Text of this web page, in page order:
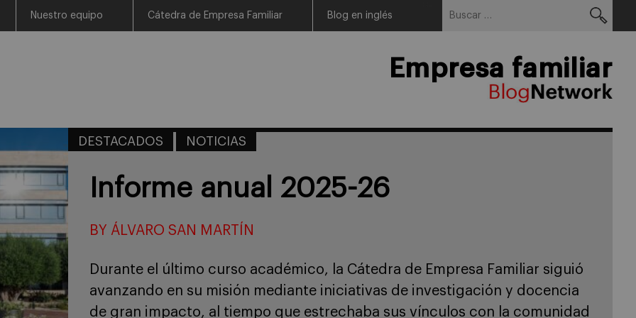
Nuestro equipo Cátedra de Empresa Familiar Blog en inglés
Empresa familiar
DESTACADOS FAMILIA
De la empresa familiar al family
office: tres riesgos que a menudo
BY COLABORADOR INVITADO